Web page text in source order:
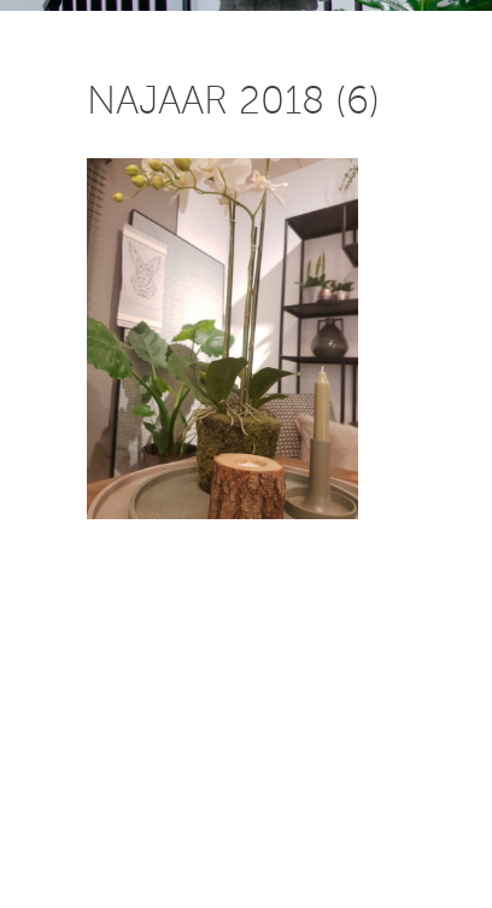
NAJAAR 2018 (6)